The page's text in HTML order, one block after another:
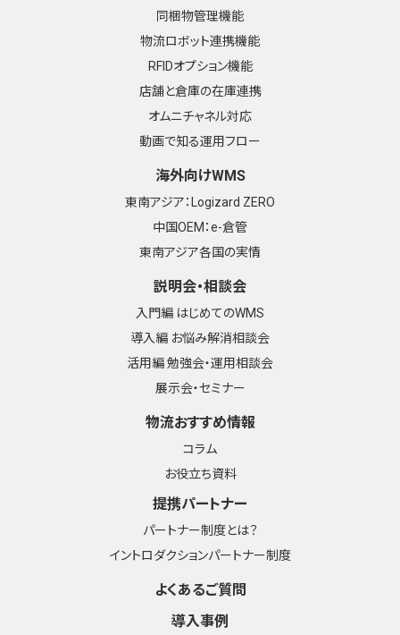
同梱物管理機能
物流ロボット連携機能
RFIDオプション機能
店舗と倉庫の在庫連携
オムニチャネル対応
動画で知る運用フロー
海外向けWMS
東南アジア：Logizard ZERO
中国OEM：e-倉管
東南アジア各国の実情
説明会・相談会
入門編 はじめてのWMS
導入編 お悩み解消相談会
活用編 勉強会・運用相談会
展示会・セミナー
物流おすすめ情報
コラム
お役立ち資料
提携パートナー
パートナー制度とは？
イントロダクションパートナー制度
よくあるご質問
導入事例